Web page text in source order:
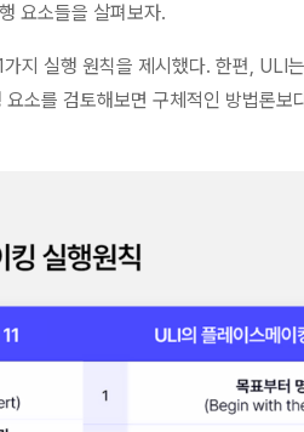
요소들을 살펴보자.
지 실행 원칙을 제시했다. 한편, ULI
소를 검토해보면 구체적인 방법론보